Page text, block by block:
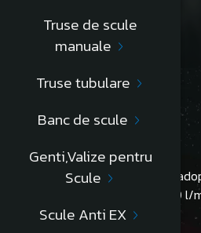
Truse de scule
manuale
Truse tubulare
Banc de scule
Genti,Valize pentru
Scule
Scule Anti EX
Descriere
Motopompa cu motor diesel
curata.Grafic de livrare :
Informatii conformitate produs